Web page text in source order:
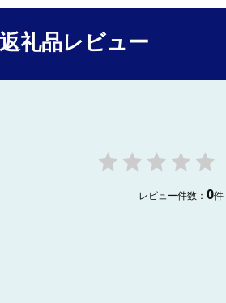
返礼品レビュー
レビュー件数： 0件